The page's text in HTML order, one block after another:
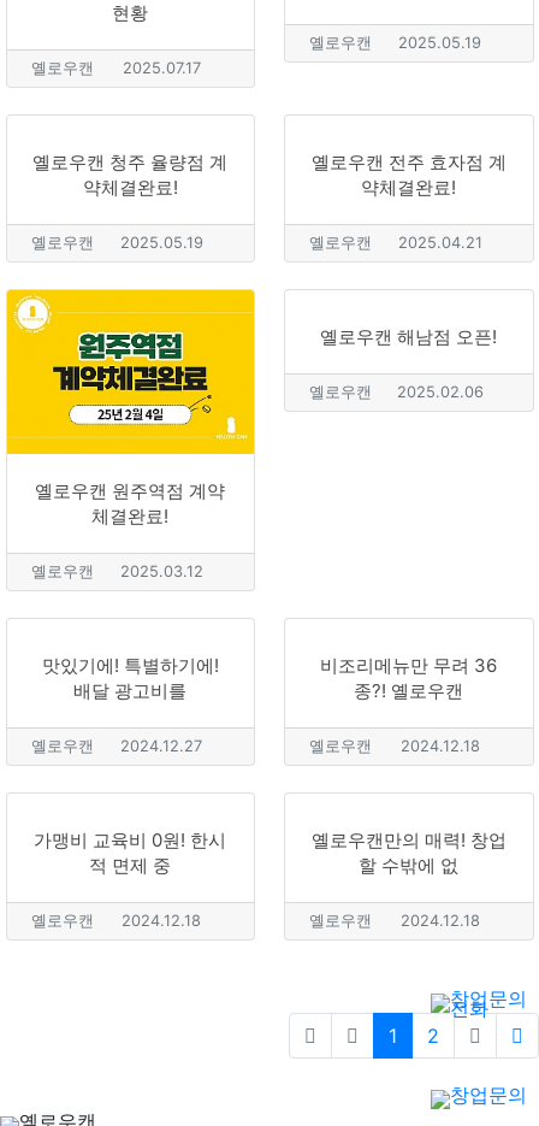
현황
옐로우캔 2025.07.17
옐로우캔 2025.05.19
옐로우캔 청주 율량점 계
약체결완료!
옐로우캔 2025.05.19
옐로우캔 전주 효자점 계
약체결완료!
옐로우캔 2025.04.21
옐로우캔 원주역점 계약
체결완료!
옐로우캔 2025.03.12
옐로우캔 해남점 오픈!
옐로우캔 2025.02.06
맛있기에! 특별하기에!
배달 광고비를
옐로우캔 2024.12.27
비조리메뉴만 무려 36
종?! 옐로우캔
옐로우캔 2024.12.18
가맹비 교육비 0원! 한시
적 면제 중
옐로우캔 2024.12.18
옐로우캔만의 매력! 창업
할 수밖에 없
옐로우캔 2024.12.18
1 2